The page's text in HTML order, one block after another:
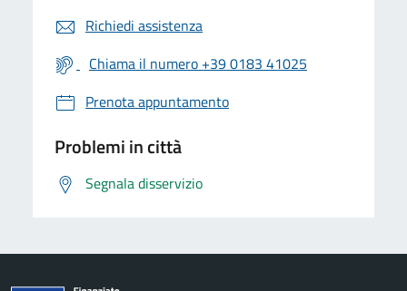
Richiedi assistenza
Chiama il numero +39 0183 41025
Prenota appuntamento
Problemi in città
Segnala disservizio